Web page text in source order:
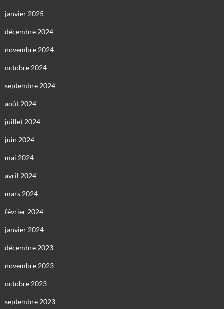
janvier 2025
décembre 2024
novembre 2024
octobre 2024
septembre 2024
août 2024
juillet 2024
juin 2024
mai 2024
avril 2024
mars 2024
février 2024
janvier 2024
décembre 2023
novembre 2023
octobre 2023
septembre 2023